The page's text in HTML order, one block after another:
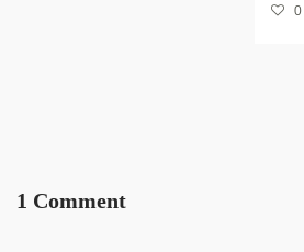
0
1 Comment